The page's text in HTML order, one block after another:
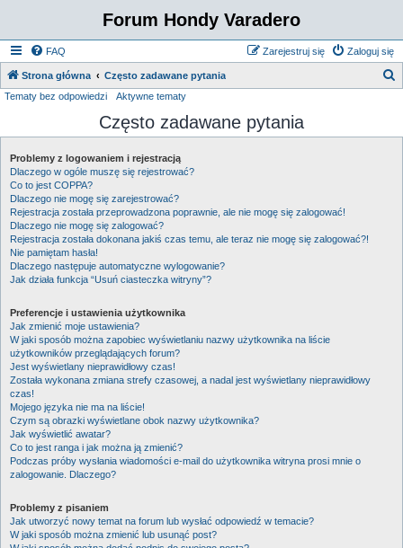
Forum Hondy Varadero
FAQ Zaloguj się
Zarejestruj się
Strona główna Często zadawane pytania
k
Tematy bez odpowiedzi Aktywne tematy
Często zadawane pytania
Problemy z logowaniem i rejestracją
Dlaczego w ogóle muszę się rejestrować?
Co to jest COPPA?
Dlaczego nie mogę się zarejestrować?
Rejestracja została przeprowadzona poprawnie, ale nie mogę się zalogować!
Dlaczego nie mogę się zalogować?
Rejestracja została dokonana jakiś czas temu, ale teraz nie mogę się zalogować?!
Nie pamiętam hasła!
Dlaczego następuje automatyczne wylogowanie?
Jak działa funkcja “Usuń ciasteczka witryny”?
Preferencje i ustawienia użytkownika
Jak zmienić moje ustawienia?
W jaki sposób można zapobiec wyświetlaniu nazwy użytkownika na liście
użytkowników przeglądających forum?
Jest wyświetlany nieprawidłowy czas!
Została wykonana zmiana strefy czasowej, a nadal jest wyświetlany nieprawidłowy
czas!
Mojego języka nie ma na liście!
Czym są obrazki wyświetlane obok nazwy użytkownika?
Jak wyświetlić awatar?
Co to jest ranga i jak można ją zmienić?
Podczas próby wysłania wiadomości e-mail do użytkownika witryna prosi mnie o
zalogowanie. Dlaczego?
Problemy z pisaniem
Jak utworzyć nowy temat na forum lub wysłać odpowiedź w temacie?
W jaki sposób można zmienić lub usunąć post?